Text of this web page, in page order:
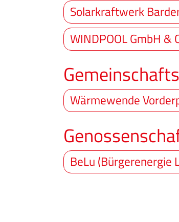
Solarkraftwerk
WINDPOOL GmbH &
Wärmewende
BeLu (Bürgerenergie